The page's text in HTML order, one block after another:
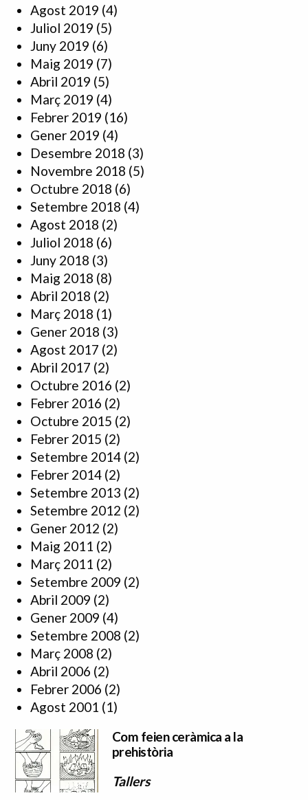
Agost 2019 (4)
Juliol 2019 (5)
Juny 2019 (6)
Maig 2019 (7)
Abril 2019 (5)
Març 2019 (4)
Febrer 2019 (16)
Gener 2019 (4)
Desembre 2018 (3)
Novembre 2018 (5)
Octubre 2018 (6)
Setembre 2018 (4)
Agost 2018 (2)
Juliol 2018 (6)
Juny 2018 (3)
Maig 2018 (8)
Abril 2018 (2)
Març 2018 (1)
Gener 2018 (3)
Agost 2017 (2)
Abril 2017 (2)
Octubre 2016 (2)
Febrer 2016 (2)
Octubre 2015 (2)
Febrer 2015 (2)
Setembre 2014 (2)
Febrer 2014 (2)
Setembre 2013 (2)
Setembre 2012 (2)
Gener 2012 (2)
Maig 2011 (2)
Març 2011 (2)
Setembre 2009 (2)
Abril 2009 (2)
Gener 2009 (4)
Setembre 2008 (2)
Març 2008 (2)
Abril 2006 (2)
Febrer 2006 (2)
Agost 2001 (1)
Com feien ceràmica a la
prehistòria
Tallers